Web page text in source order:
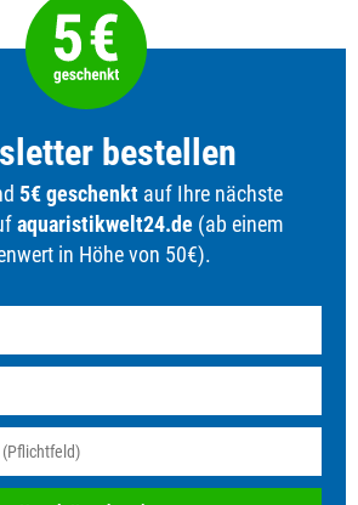
bestellen
5€ geschenktauf Ihre nächste
aquaristikwelt24.de (ab einem
in Höhe von 50€).